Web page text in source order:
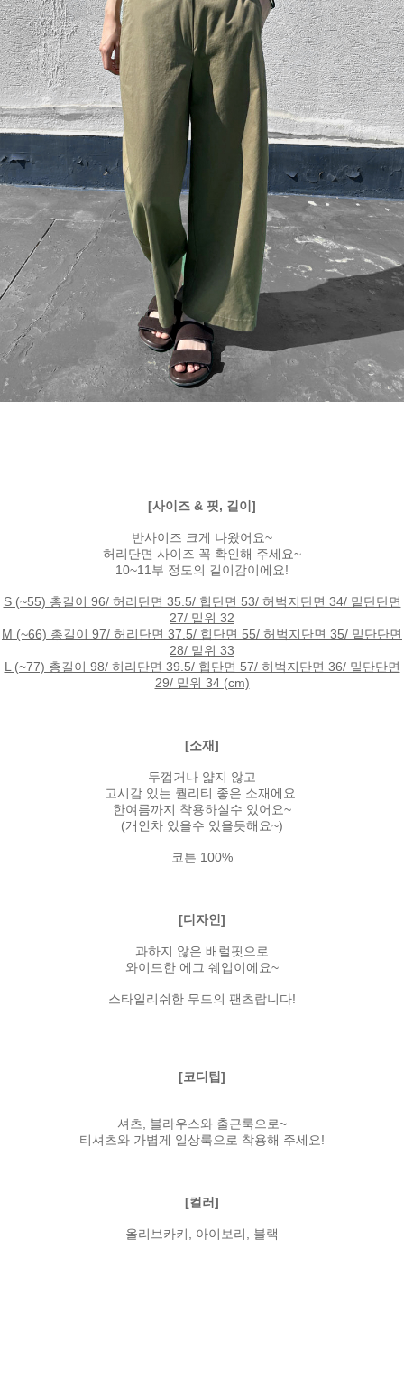
[사이즈 & 핏, 길이]
반사이즈 크게 나왔어요~
허리단면 사이즈 꼭 확인해 주세요~
10~11부 정도의 길이감이에요!
S (~55) 총길이 96/ 허리단면 35.5/ 힙단면 53/ 허벅지단면 34/ 밑단단면
27/ 밑위 32
M (~66) 총길이 97/ 허리단면 37.5/ 힙단면 55/ 허벅지단면 35/ 밑단단면
28/ 밑위 33
L (~77) 총길이 98/ 허리단면 39.5/ 힙단면 57/ 허벅지단면 36/ 밑단단면
29/ 밑위 34 (cm)
[소재]
두껍거나 얇지 않고
고시감 있는 퀄리티 좋은 소재에요.
한여름까지 착용하실수 있어요~
(개인차 있을수 있을듯해요~)
코튼 100%
[디자인]
과하지 않은 배럴핏으로
와이드한 에그 쉐입이에요~
스타일리쉬한 무드의 팬츠랍니다!
[코디팁]
셔츠, 블라우스와 출근룩으로~
티셔츠와 가볍게 일상룩으로 착용해 주세요!
[컬러]
올리브카키, 아이보리, 블랙